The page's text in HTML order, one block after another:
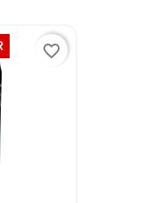
favorite_border